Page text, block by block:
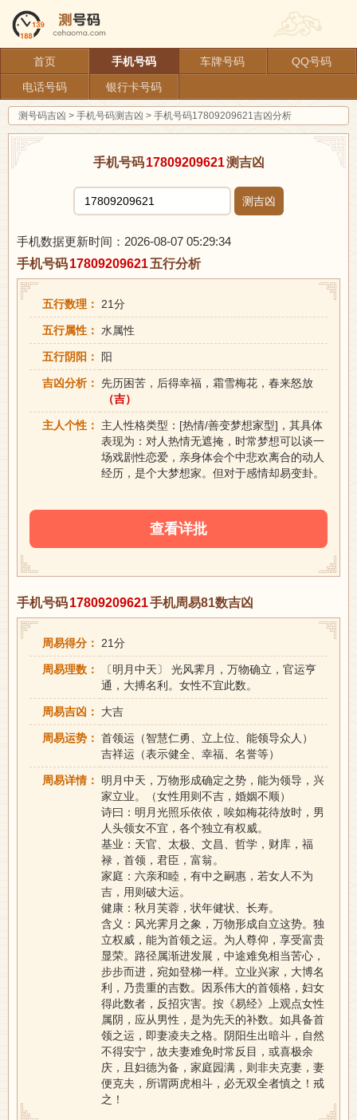
首页 手机号码 车牌号码
QQ号码
电话号码
银行卡号码
测号码吉凶 > 手机号码测吉凶 > 手机号码17809209621吉凶分析
手机号码 17809209621测吉凶
测吉凶
手机数据更新时间：2026-08-07 05:29:34
手机号码17809209621五行分析
五行数理： 21分
五行属性： 水属性
五行阴阳： 阳
吉凶分析： 先历困苦，后得幸福，霜雪梅花，春来怒放
（吉）
主人个性：
主人性格类型：[热情/善变梦想家型]，其具体
表现为：对人热情无遮掩，时常梦想可以谈一
场戏剧性恋爱，亲身体会个中悲欢离合的动人
经历，是个大梦想家。但对于感情却易变卦。
查看详批
手机号码17809209621手机周易81数吉凶
周易得分： 21分
周易理数：
〔明月中天〕 光风霁月，万物确立，官运亨
通，大搏名利。女性不宜此数。
周易吉凶： 大吉
周易运势： 首领运（智慧仁勇、立上位、能领导众人）
吉祥运（表示健全、幸福、名誉等）
周易详情：
明月中天，万物形成确定之势，能为领导，兴
家立业。（女性用则不吉，婚姻不顺）
诗曰：明月光照乐依依，唉如梅花待放时，男
人头领女不宜，各个独立有权威。
基业：天官、太极、文昌、哲学，财库，福
禄，首领，君臣，富翁。
家庭：六亲和睦，有中之嗣惠，若女人不为
吉，用则破大运。
健康：秋月芙蓉，状年健状、长寿。
含义：风光霁月之象，万物形成自立这势。独
立权威，能为首领之运。为人尊仰，享受富贵
显荣。路径属渐进发展，中途难免相当苦心，
步步而进，宛如登梯一样。立业兴家，大博名
利，乃贵重的吉数。因系伟大的首领格，妇女
得此数者，反招灾害。按《易经》上观点女性
属阴，应从男性，是为先天的补数。如具备首
领之运，即妻凌夫之格。阴阳生出暗斗，自然
不得安宁，故夫妻难免时常反目，或喜极余
庆，且妇德为备，家庭园满，则非夫克妻，妻
便克夫，所谓两虎相斗，必无双全者慎之！戒
之！